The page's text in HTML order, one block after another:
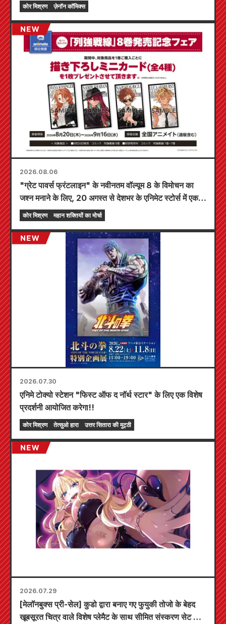
कोर मिश्रण ज़ेनॉन कॉमिक्स
2026.08.06
"ग्रेट पावर्स फ्रंटलाइन" के नवीनतम वॉल्यूम 8 के विमोचन का
जश्न मनाने के लिए, 20 अगस्त से देशभर के एनिमेट स्टोर्स में एक
सीमित समय का मेला आयोजित किया जाएगा, जहाँ आप एक विशेष
रूप से डिज़ाइन किया गया मिनी कार्ड (कुल 4 प्रकार) प्राप्त कर
सकते हैं!
कोर मिश्रण महान शक्तियों का मोर्चा
2026.07.30
एनिमे टोक्यो स्टेशन "फिस्ट ऑफ द नॉर्थ स्टार" के लिए एक विशेष
प्रदर्शनी आयोजित करेगा!!
कोर मिश्रण तेत्सुओ हारा उत्तर सितारा की मुट्ठी
2026.07.29
[मेलॉनबुक्स प्री-सेल] कुडो द्वारा बनाए गए फुयुकी तोजो के बेहद
खूबसूरत चित्र वाले विशेष प्लेमैट के साथ सीमित संस्करण सेट के